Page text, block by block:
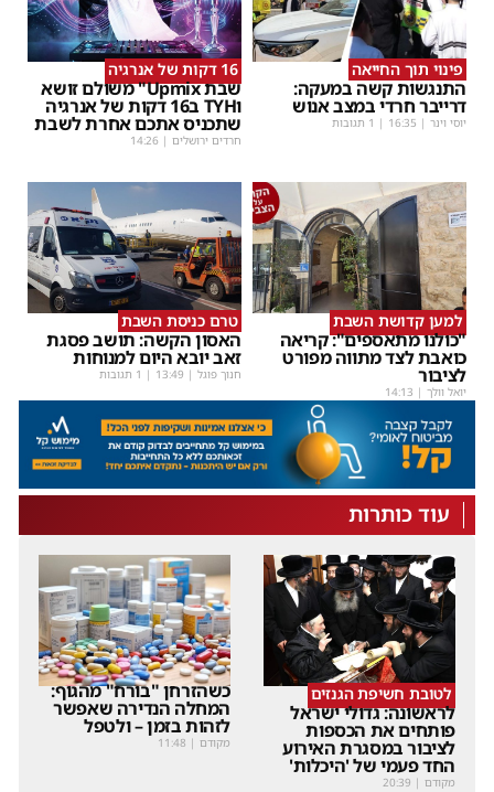
פינוי תוך החייאה
התנגשות קשה במעקה:
דרייבר חרדי במצב אנוש
יוסי וינר |
16:35 | 1 תגובות
16 דקות של אנרגיה
שבת Upmix" משולם זושא
וTYH ב16 דקות של אנרגיה
שתכניס אתכם אחרת לשבת
חרדים ירושלים |
14:26
למען קדושת השבת
"כולנו מתאספים": קריאה
כואבת לצד מתווה מפורט
לציבור
יואל וולך |
14:13
טרם כניסת השבת
האסון הקשה: תושב פסגת
זאב יובא היום למנוחות
חנוך פוגל |
13:49 | 1 תגובות
עוד כותרות
לטובת חשיפת הגנזים
לראשונה: גדולי ישראל
פותחים את הכספות
לציבור במסגרת האירוע
החד פעמי של 'היכלות'
מקודם |
20:39
כשהזרחן "בורח" מהגוף:
המחלה הנדירה שאפשר
לזהות בזמן – ולטפל
מקודם |
11:48